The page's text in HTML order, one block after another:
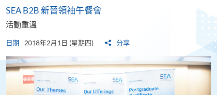
SEA B2B 新晉領袖午餐會
活動重溫
日期 2018年2月1日 (星期四) 分享